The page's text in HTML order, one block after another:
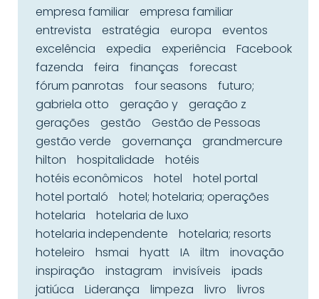
empresa familiar
empresa familiar
entrevista
estratégia europa
eventos
excelência
expedia experiência
Facebook
fazenda
feira finanças
forecast
fórum panrotas
four seasons
futuro;
gabriela otto
geração y
geração z
gerações
gestão
Gestão de Pessoas
gestão verde
governança
grandmercure
hilton
hospitalidade
hotéis
hotéis econômicos
hotel
hotel portal
hotel portaló
hotel; hotelaria; operações
hotelaria
hotelaria de luxo
hotelaria independente
hotelaria; resorts
hoteleiro
hsmai hyatt IA iltm
inovação
inspiração
instagram invisíveis
ipads
jatiúca
Liderança limpeza livro
livros